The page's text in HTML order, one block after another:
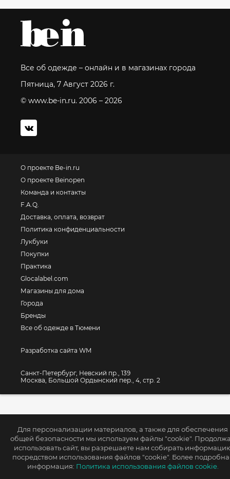
Для персонализации материалов, а также для обеспечения
общей безопасности мы используем файлы "cookie".
использовать сайт, вы разрешаете нам собирать
посредством использования файлов "cookie". Более
информация: Политика использования файлов cookie.
Все об одежде – онлайн и в магазинах города
Пятница, 7 Август 2026 г.
© www.be-in.ru. 2006 – 2026
О проекте Be-in.ru
О проекте Beinopen
Команда и контакты
F.A.Q.
Доставка, оплата, возврат
Политика конфиденциальности
Лукбуки
Покупки
Практика
Glocalabel.com
Магазины для дома
Города
Бренды
Все об одежде в Тюмени
Разработка сайта WM
Санкт-Петербург, Невский пр., 139
Москва, Большой Ордынский пер., 4, стр. 2